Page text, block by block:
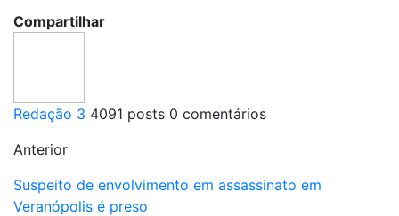
Compartilhar
Redação 3 4091 posts 0 comentários
Anterior
Suspeito de envolvimento em assassinato em
Veranópolis é preso